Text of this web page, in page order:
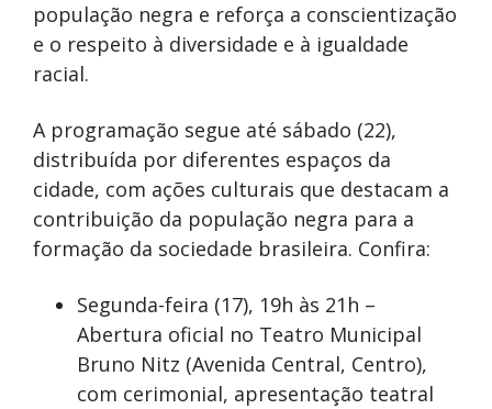
população negra e reforça a conscientização
e o respeito à diversidade e à igualdade
racial.
A programação segue até sábado (22),
distribuída por diferentes espaços da
cidade, com ações culturais que destacam a
contribuição da população negra para a
formação da sociedade brasileira. Confira:
Segunda-feira (17), 19h às 21h –
Abertura oficial no Teatro Municipal
Bruno Nitz (Avenida Central, Centro),
com cerimonial, apresentação teatral